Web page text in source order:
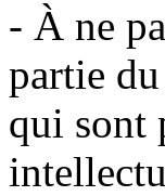
- À ne
partie
qui sont